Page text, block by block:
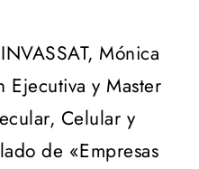
Mónica
Ejecutiva y Master
Celular y
de «Empresas